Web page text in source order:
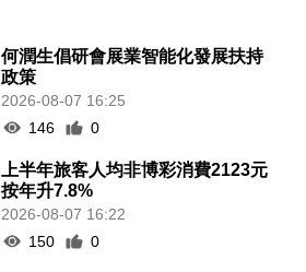
何潤生倡研會展業智能化發展扶持
政策
2026-08-07 16:25
146
0
上半年旅客人均非博彩消費2123元
按年升7.8%
2026-08-07 16:22
150
0